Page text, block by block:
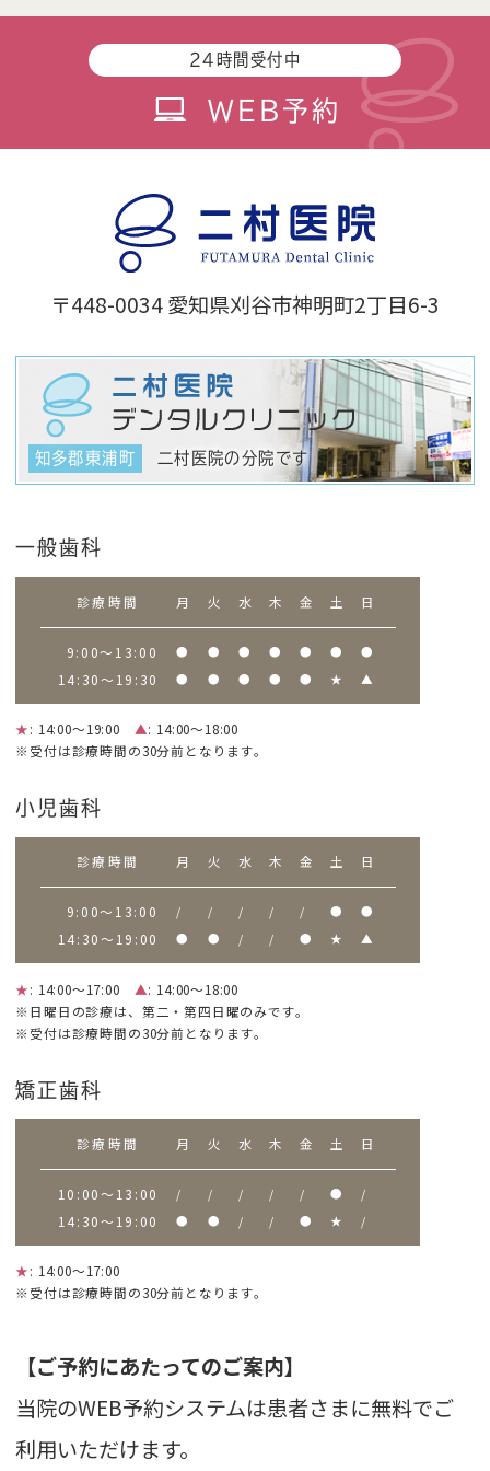
24時間受付中
WEB予約
〒448-0034愛知県刈谷市神明町2丁目6-3
知多郡東浦町 二村医院の分院です
一般歯科
診療時間 月 火 水 木 金 土 日
9:00～13:00 ● ● ● ● ● ● ●
14:30～19:30 ● ● ● ● ● ★ ▲
★: 14:00～19:00 ▲: 14:00～18:00
※受付は診療時間の30分前となります。
小児歯科
診療時間 月 火 水 木 金 土 日
9:00～13:00 / / / / / ● ●
14:30～19:00 ● ● / / ● ★ ▲
★: 14:00～17:00 ▲: 14:00～18:00
※日曜日の診療は、第二・第四日曜のみです。
※受付は診療時間の30分前となります。
矯正歯科
診療時間 月 火 水 木 金 土 日
10:00～13:00 / / / / / ● /
14:30～19:00 ● ● / / ● ★ /
★: 14:00～17:00
※受付は診療時間の30分前となります。
【ご予約にあたってのご案内】
当院のWEB予約システムは患者さまに無料でご
利用いただけます。